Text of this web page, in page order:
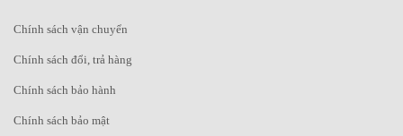
Chính sách vận chuyển
Chính sách đổi, trả hàng
Chính sách bảo hành
Chính sách bảo mật